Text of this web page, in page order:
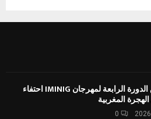
أكادير تحتضن الدورة الرابعة لمهرجان IMINIG احتفاء
المغربية
0